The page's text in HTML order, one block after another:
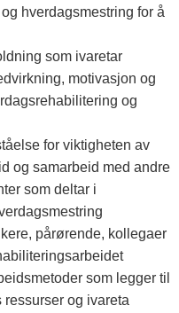
hverdagsmestring for å
som ivaretar
motivasjon og
og
for viktigheten av
og samarbeid med andre
som deltar i
pårørende, kollegaer
som legger til
ressurser og ivareta